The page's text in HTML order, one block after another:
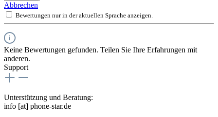
Abbrechen
Bewertungen nur in der aktuellen Sprache anzeigen.
Keine Bewertungen gefunden. Teilen Sie Ihre Erfahrungen mit
anderen.
Support
Unterstützung und Beratung:
info [at] phone-star.de